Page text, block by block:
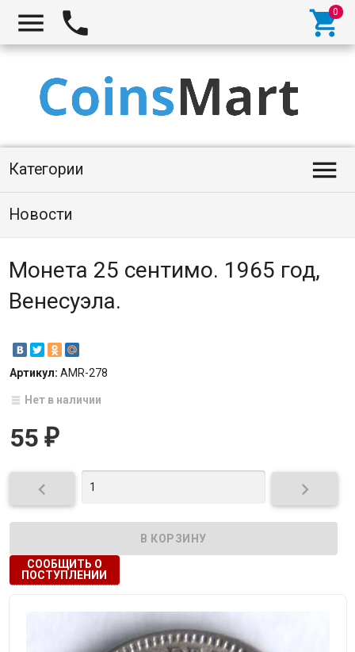
  
Категории 
Новости
Монета 25 сентимо. 1965 год,
Венесуэла.
Артикул: AMR-278
Нет в наличии
55 ₽
 
СООБЩИТЬ О
ПОСТУПЛЕНИИ